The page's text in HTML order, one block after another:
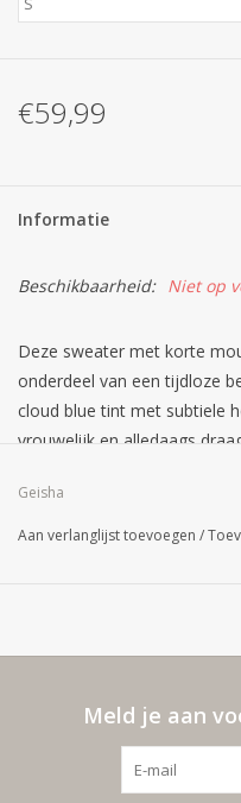
€59,99
Informatie
Beschikbaarheid: Niet op
Deze sweater met korte
onderdeel van een tijdloze
cloud blue tint met subtiele
vrouwelijk en alledaags
draag los voor een
Sportieve comfy pasvorm
Geisha
Aan verlanglijst toevoegen /
Meld je aan